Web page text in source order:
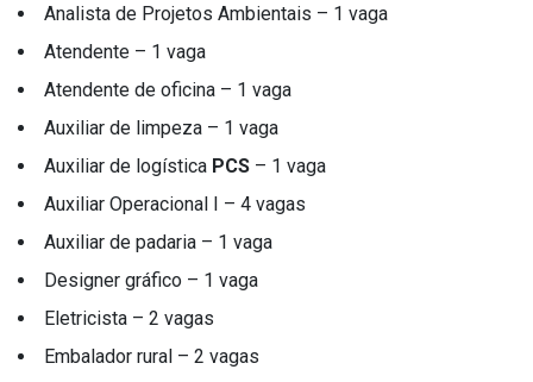
Participar
Encerram
Feira (7); Veja
Como
CIDADE
WorkCafé
Bauru recebe
evento
exclusivo
sobre milhas e
acúmulo de
pontos
03
2026
126
Tags
T
Sedecon Bauru
Prefeitura De Bauru
Analista de Projetos Ambientais – 1 vaga
Atendente – 1 vaga
Atendente de oficina – 1 vaga
Auxiliar de limpeza – 1 vaga
Auxiliar de logística PCS – 1 vaga
Auxiliar Operacional I – 4 vagas
Auxiliar de padaria – 1 vaga
Designer gráfico – 1 vaga
Eletricista – 2 vagas
Embalador rural – 2 vagas